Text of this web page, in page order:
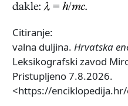
dakle: λ = h/mc.
Citiranje:
valna duljina. Hrvatska
Leksikografski zavod
Pristupljeno 7.8.2026.
<https://